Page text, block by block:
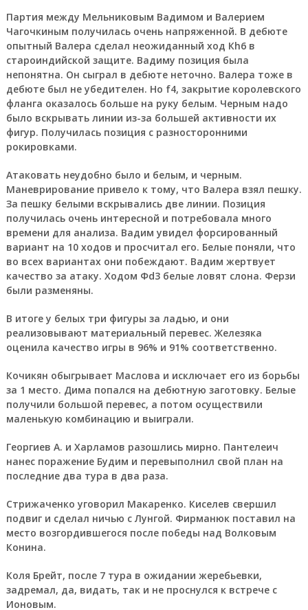
Партия между Мельниковым Вадимом и Валерием
Чагочкиным получилась очень напряженной. В дебюте
опытный Валера сделал неожиданный ход Кh6 в
староиндийской защите. Вадиму позиция была
непонятна. Он сыграл в дебюте неточно. Валера тоже в
дебюте был не убедителен. Но f4, закрытие королевского
фланга оказалось больше на руку белым. Черным надо
было вскрывать линии из-за большей активности их
фигур. Получилась позиция с разносторонними
рокировками.
Атаковать неудобно было и белым, и черным.
Маневрирование привело к тому, что Валера взял пешку.
За пешку белыми вскрывались две линии. Позиция
получилась очень интересной и потребовала много
времени для анализа. Вадим увидел форсированный
вариант на 10 ходов и просчитал его. Белые поняли, что
во всех вариантах они побеждают. Вадим жертвует
качество за атаку. Ходом Фd3 белые ловят слона. Ферзи
были разменяны.
В итоге у белых три фигуры за ладью, и они
реализовывают материальный перевес. Железяка
оценила качество игры в 96% и 91% соответственно.
Кочикян обыгрывает Маслова и исключает его из борьбы
за 1 место. Дима попался на дебютную заготовку. Белые
получили большой перевес, а потом осуществили
маленькую комбинацию и выиграли.
Георгиев А. и Харламов разошлись мирно. Пантелеич
нанес поражение Будим и перевыполнил свой план на
последние два тура в два раза.
Стрижаченко уговорил Макаренко. Киселев свершил
подвиг и сделал ничью с Лунгой. Фирманюк поставил на
место возгордившегося после победы над Волковым
Конина.
Коля Брейт, после 7 тура в ожидании жеребьевки,
задремал, да, видать, так и не проснулся к встрече с
Ионовым.